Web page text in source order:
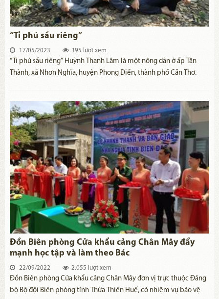
“Tỉ phú sầu riêng”
17/05/2023 395 lượt xem
“Tỉ phú sầu riêng” Huỳnh Thanh Lâm là một nông dân ở ấp Tân
Thành, xã Nhơn Nghĩa, huyện Phong Điền, thành phố Cần Thơ.
Đồn Biên phòng Cửa khẩu cảng Chân Mây đẩy
mạnh học tập và làm theo Bác
22/09/2022 2.055 lượt xem
​Đồn Biên phòng Cửa khẩu cảng Chân Mây đơn vị trực thuộc Đảng
bộ Bộ đội Biên phòng tỉnh Thừa Thiên Huế, có nhiệm vụ bảo vệ